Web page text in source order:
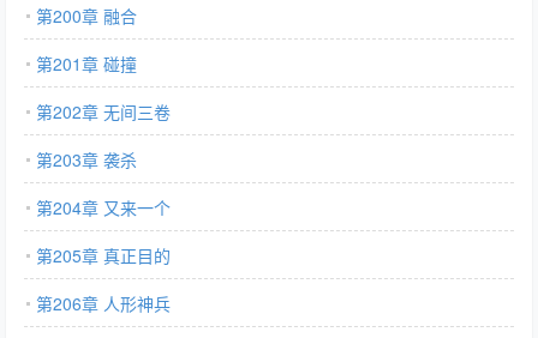
第200章 融合
第201章 碰撞
第202章 无间三卷
第203章 袭杀
第204章 又来一个
第205章 真正目的
第206章 人形神兵